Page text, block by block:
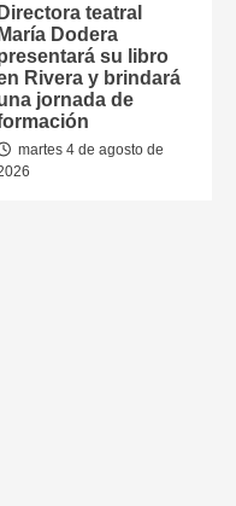
Directora teatral
María Dodera
su libro
Rivera y brindará
jornada de
martes 4 de agosto de